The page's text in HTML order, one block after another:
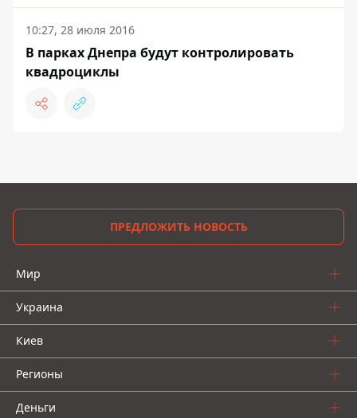
10:27, 28 июля 2016
В парках Днепра будут контролировать
квадроциклы
ПРЕДЛОЖИТЬ НОВОСТЬ
Мир
Украина
Киев
Регионы
Деньги